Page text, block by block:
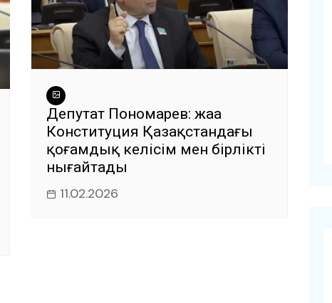
Депутат Пономарев: жаңа
Конституция Қазақстандағы
қоғамдық келісім мен бірлікті
нығайтады
11.02.2026